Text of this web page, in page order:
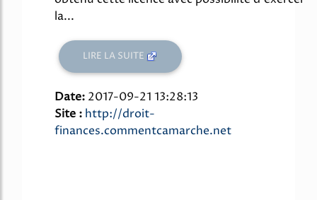
la...
LIRE LA SUITE
Date: 2017-09-21 13:28:13
Site : http://droit-
finances.commentcamarche.net